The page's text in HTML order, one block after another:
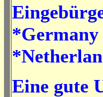
*Germany
Eine gute